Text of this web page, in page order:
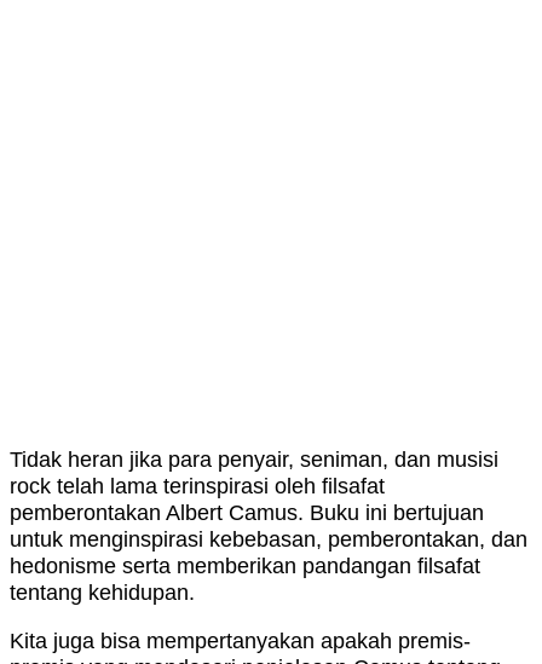
Tidak heran jika para penyair, seniman, dan musisi
rock telah lama terinspirasi oleh filsafat
pemberontakan Albert Camus. Buku ini bertujuan
untuk menginspirasi kebebasan, pemberontakan, dan
hedonisme serta memberikan pandangan filsafat
tentang kehidupan.
Kita juga bisa mempertanyakan apakah premis-